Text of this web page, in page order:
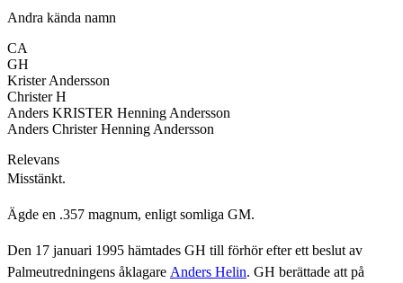
Andra kända namn
CA
GH
Krister Andersson
Christer H
Anders KRISTER Henning Andersson
Anders Christer Henning Andersson
Relevans
Misstänkt.
Ägde en .357 magnum, enligt somliga GM.
Den 17 januari 1995 hämtades GH till förhör efter ett beslut av
Palmeutredningens åklagare Anders Helin. GH berättade att på